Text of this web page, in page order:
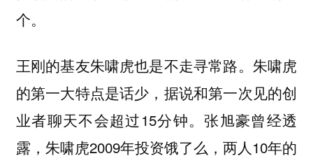
个。
王刚的基友朱啸虎也是不走寻常路。朱啸虎
的第一大特点是话少，据说和第一次见的创
业者聊天不会超过15分钟。张旭豪曾经透
露，朱啸虎2009年投资饿了么，两人10年的